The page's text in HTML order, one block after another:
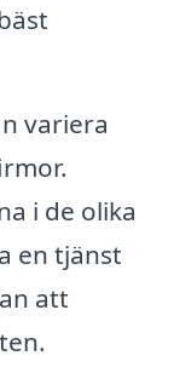
variera
i de olika
en tjänst
att